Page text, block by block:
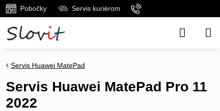
Pobočky Servis kuriérom
Servis Huawei MatePad
Servis Huawei MatePad Pro 11
2022